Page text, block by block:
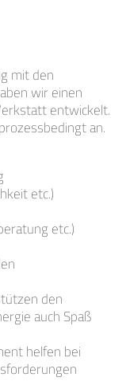
mit den
wir einen
entwickelt.
an.
etc.)
etc.)
den
auch Spaß
helfen bei